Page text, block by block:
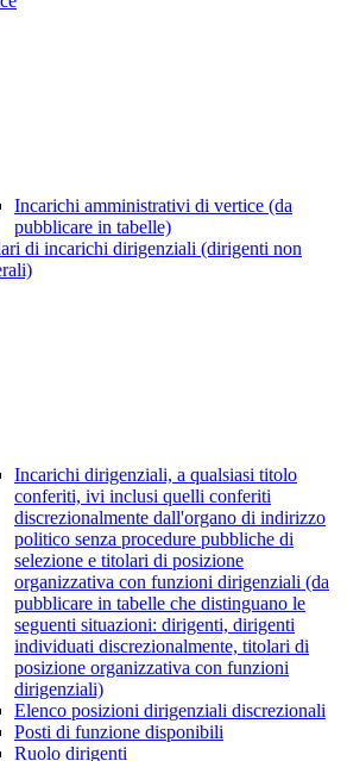
Incarichi amministrativi di vertice (da
pubblicare in tabelle)
di incarichi dirigenziali (dirigenti non
Incarichi dirigenziali, a qualsiasi titolo
conferiti, ivi inclusi quelli conferiti
discrezionalmente dall'organo di indirizzo
politico senza procedure pubbliche di
selezione e titolari di posizione
organizzativa con funzioni dirigenziali (da
pubblicare in tabelle che distinguano le
seguenti situazioni: dirigenti, dirigenti
individuati discrezionalmente, titolari di
posizione organizzativa con funzioni
dirigenziali)
Elenco posizioni dirigenziali discrezionali
Posti di funzione disponibili
Ruolo dirigenti